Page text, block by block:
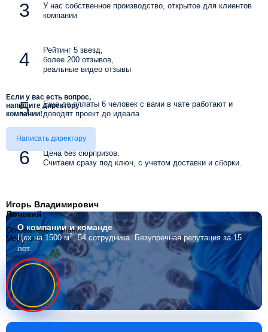
У нас собственное производство, открытое для клиентов
компании
Рейтинг 5 звезд,
более 200 отзывов,
реальные видео отзывы
Еще до оплаты 6 человек с вами в чате работают и
доводят проект до идеала
Цена без сюрпризов.
Считаем сразу под ключ, с учетом доставки и сборки.
Если у вас есть вопрос,
напишите директору
компании!
Написать директору
Игорь Владимирович
Лонский
Основатель компании
Мебелино
О компаниии команде
Цех на 1500 м2, 54 сотрудника. Безупречная репутация за 15
лет.